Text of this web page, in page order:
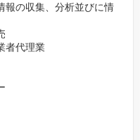
報の収集、分析並びに情
者代理業